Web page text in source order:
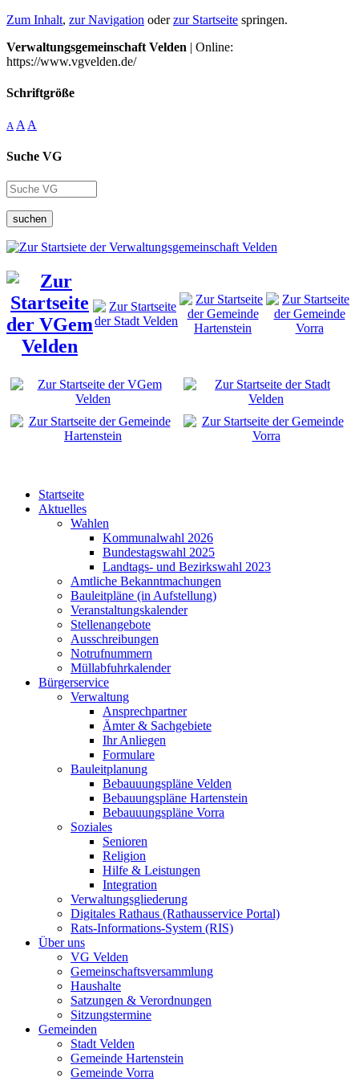
Zum Inhalt, zur Navigation oderzur Startseite springen.
Verwaltungsgemeinschaft Velden | Online:
https://www.vgvelden.de/
Schriftgröße
A A A
Suche VG
suchen
Startseite
Aktuelles
Wahlen
Kommunalwahl 2026
Bundestagswahl 2025
Landtags- und Bezirkswahl 2023
Amtliche Bekanntmachungen
Bauleitpläne (in Aufstellung)
Veranstaltungskalender
Stellenangebote
Ausschreibungen
Notrufnummern
Müllabfuhrkalender
Bürgerservice
Verwaltung
Ansprechpartner
Ämter & Sachgebiete
Ihr Anliegen
Formulare
Bauleitplanung
Bebauuungspläne Velden
Bebauungspläne Hartenstein
Bebauuungspläne Vorra
Soziales
Senioren
Religion
Hilfe & Leistungen
Integration
Verwaltungsgliederung
Digitales Rathaus (Rathausservice Portal)
Rats-Informations-System (RIS)
Über uns
VG Velden
Gemeinschaftsversammlung
Haushalte
Satzungen & Verordnungen
Sitzungstermine
Gemeinden
Stadt Velden
Gemeinde Hartenstein
Gemeinde Vorra